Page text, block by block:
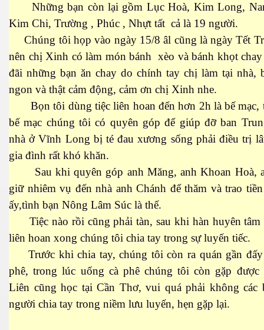
Những bạn còn lại gồm Lục Hoà, Kim Long,
Kim Chi, Trường , Phúc , Nhựt tất cả là 19 người.
Chúng tôi họp vào ngày 15/8 âl cũng là ngày Tết
nên chị Xinh có làm món bánh xèo và bánh khọt chay
đãi những bạn ăn chay do chính tay chị làm tại nhà,
ngon và thật cảm động, cảm ơn chị Xinh nhe.
Bọn tôi dùng tiệc liên hoan đến hơn 2h là bế mạc,
bế mạc chúng tôi có quyên góp để giúp đỡ ban
nhà ở Vĩnh Long bị té đau xương sống phải điều trị
gia đình rất khó khăn.
Sau khi quyên góp anh Măng, anh Khoan Hoà,
giữ nhiêm vụ đến nhà anh Chánh để thăm và trao
ấy,tình bạn Nông Lâm Súc là thế.
Tiệc nào rồi cũng phải tàn, sau khi hàn huyên tâm
liên hoan xong chúng tôi chia tay trong sự luyến tiếc.
Trước khi chia tay, chúng tôi còn ra quán gần đấy
phê, trong lúc uống cà phê chúng tôi còn gặp được
Liên cũng học tại Cần Thơ, vui quá phải không các
người chia tay trong niềm lưu luyến, hẹn gặp lại.